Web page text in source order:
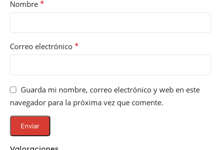
Nombre *
Correo electrónico *
Guarda mi nombre, correo electrónico y web en este
navegador para la próxima vez que comente.